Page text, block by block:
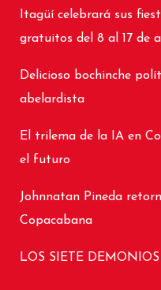
Itagüí celebrará sus
gratuitos del 8 al 17 de
Delicioso bochinche
abelardista
El trilema de la IA en
el futuro
Johnnatan Pineda
Copacabana
LOS SIETE